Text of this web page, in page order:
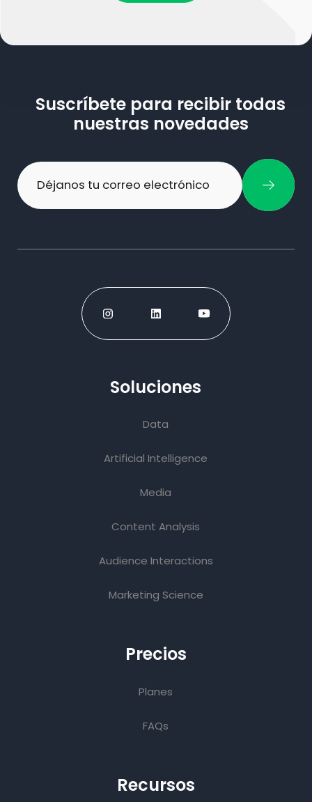
Suscríbete para recibir todas
nuestras novedades
Soluciones
Data
Artificial Intelligence
Media
Content Analysis
Audience Interactions
Marketing Science
Precios
Planes
FAQs
Recursos